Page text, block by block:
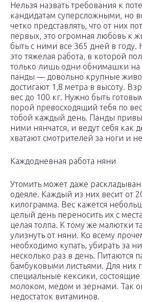
Нельзя назвать требования к
кандидатам суперсложными, но
четко представлять, что от них
первых, это огромная любовь к
быть с ними все 365 дней в году.
это тяжелая работа, в которой
только лишь одни обнимашки
панды — довольно крупные
достигают 1,8 метра в высоту.
вес до 100 кг. Нужно быть
порой превосходящий тебя по
тобой каждый день. Панды
ними нянчатся, и ведут себя как
хватают смотрителей за ноги и
Каждодневная работа няни
Утомить может даже
одеяле. Каждый из них весит от
килограмма. Вес кажется
целый день переносить их с
целая толпа. К тому же малютки
улизнуть от няни. Ко всему
необходимо купать, убирать за
несколько раз в день. Питаются
бамбуковыми листьями. Для них
специальные кексики, состоящие
молоком, медом и зернами. Так
недостаток витаминов.